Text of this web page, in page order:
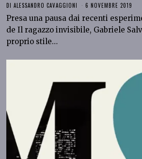
DIALESSANDRO CAVAGGIONI 6 NOVEMBRE 2019
Presa una pausa dai recenti
de Il ragazzo invisibile, Gabriele
proprio stile…